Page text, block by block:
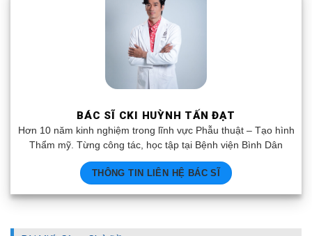
BÁC SĨ CKI HUỲNH TẤN ĐẠT
Hơn 10 năm kinh nghiệm trong lĩnh vực Phẫu thuật – Tạo hình
Thẩm mỹ. Từng công tác, học tập tại Bệnh viện Bình Dân
THÔNG TIN LIÊN HỆ BÁC SĨ